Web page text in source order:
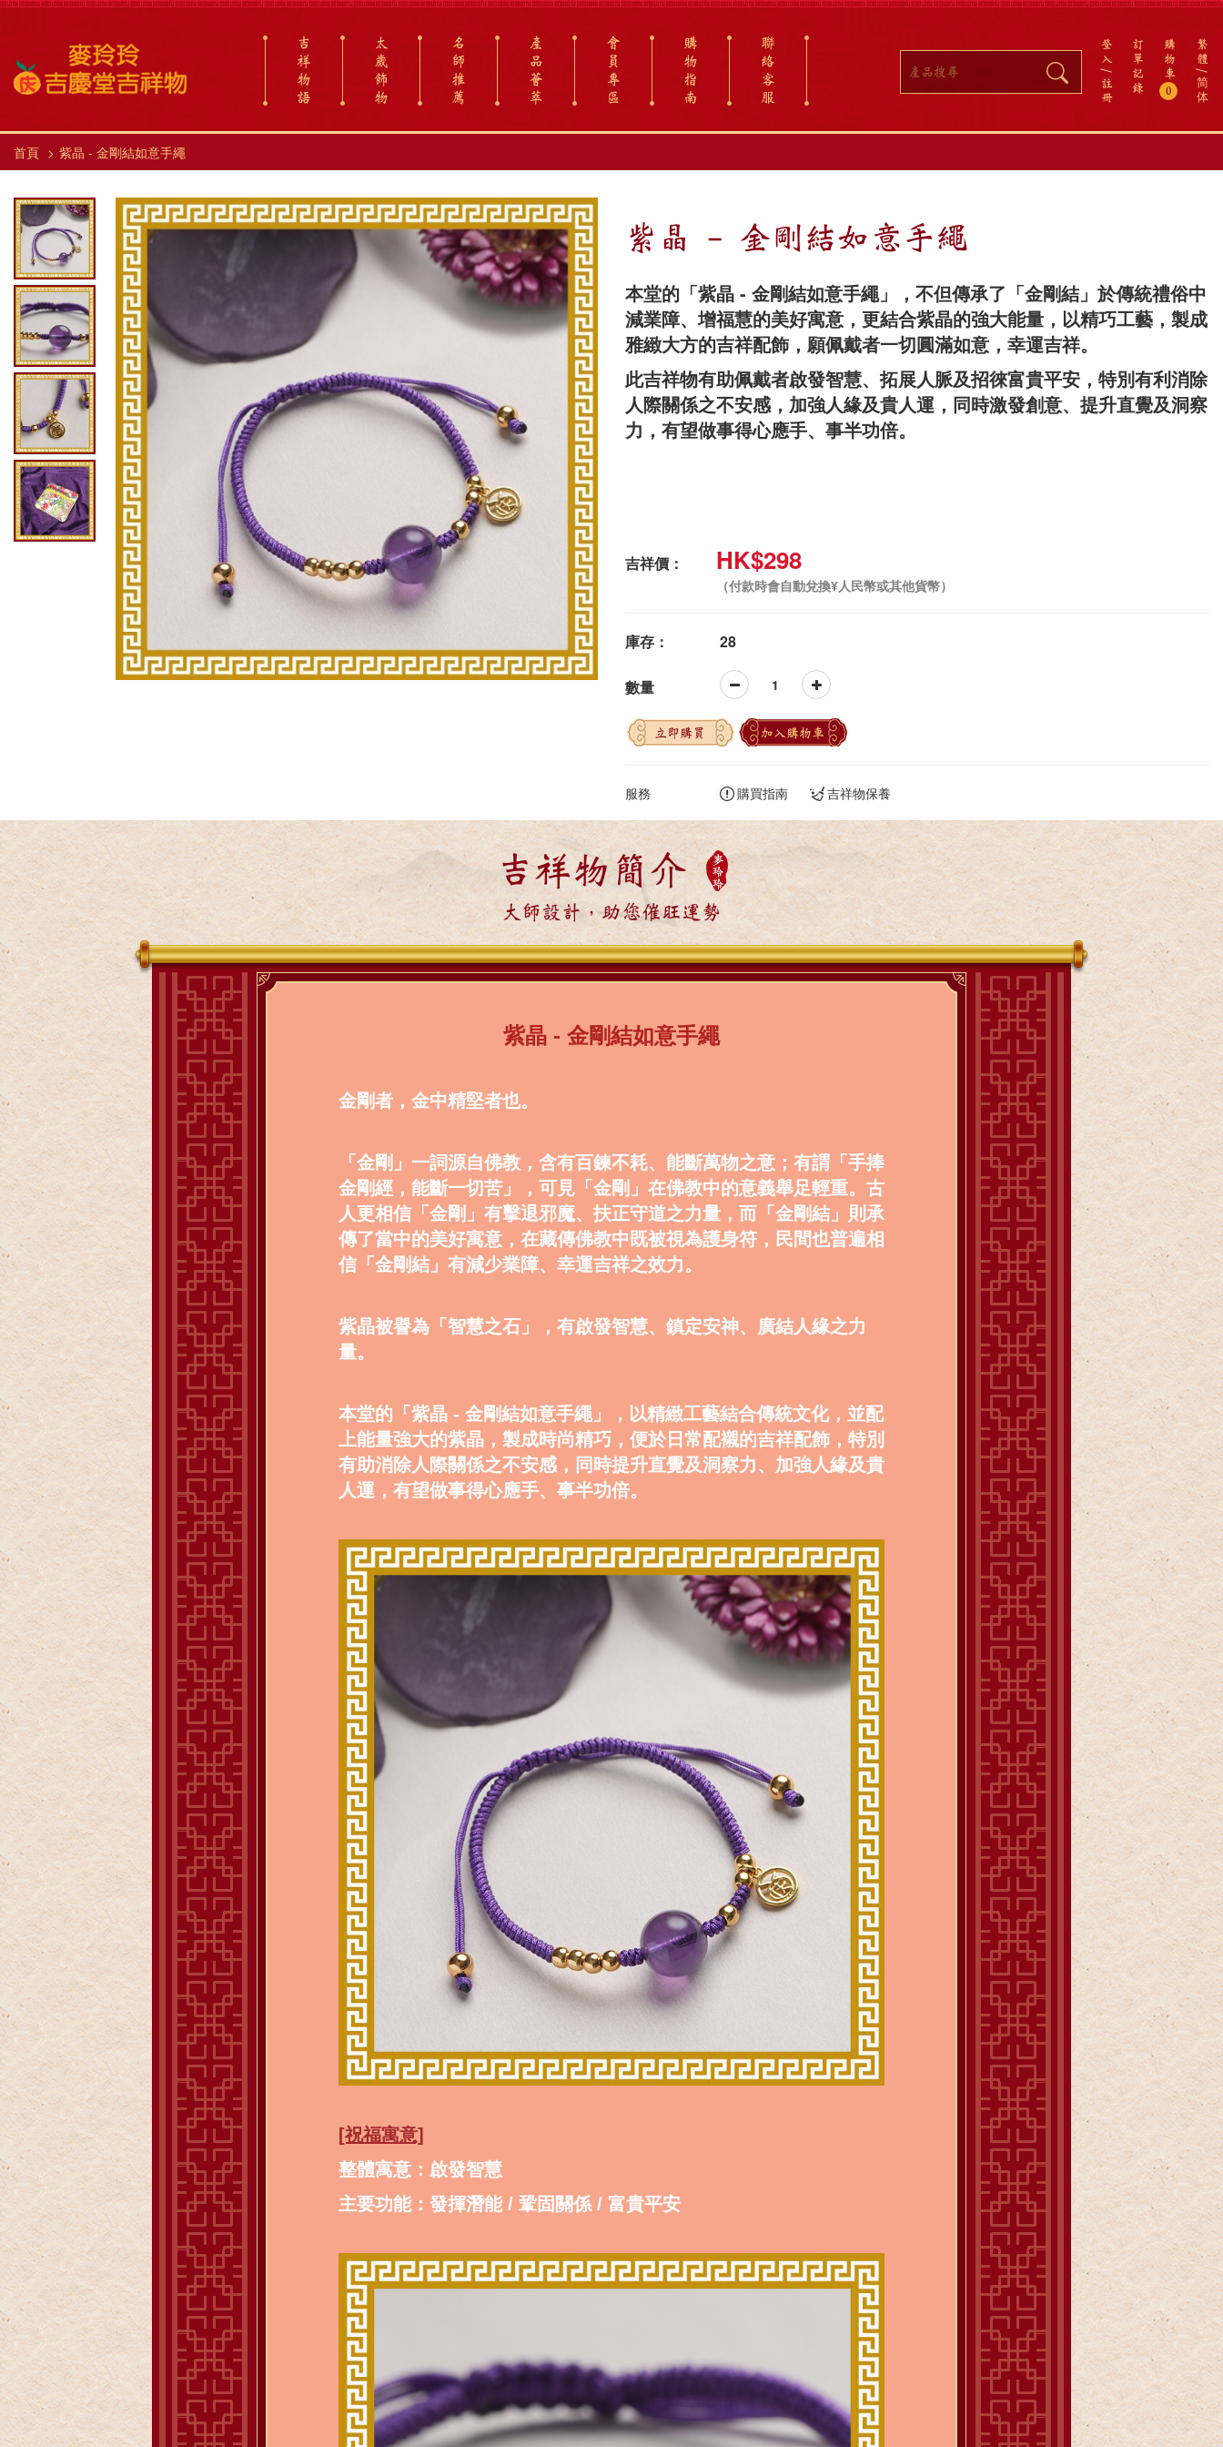
繁
體
简
体
購
物
車
0
訂
單
記
錄
登
入
註
冊
吉
祥
物
語
太
歲
飾
物
名
師
推
薦
產
品
薈
萃
會
員
專
區
購
物
指
南
聯
絡
客
服
首頁 紫晶 - 金剛結如意手繩
紫晶 - 金剛結如意手繩
本堂的「紫晶 - 金剛結如意手繩」，不但傳承了「金剛結」於傳統禮俗中
減業障、增福慧的美好寓意，更結合紫晶的強大能量，以精巧工藝，製成
雅緻大方的吉祥配飾，願佩戴者一切圓滿如意，幸運吉祥。
此吉祥物有助佩戴者啟發智慧、拓展人脈及招徠富貴平安，特別有利消除
人際關係之不安感，加強人緣及貴人運，同時激發創意、提升直覺及洞察
力，有望做事得心應手、事半功倍。
吉祥價： HK$298
（付款時會自動兌換¥人民幣或其他貨幣）
庫存： 28
數量
立即購買 加入購物車
服務 購買指南 吉祥物保養
吉祥物簡介
大師設計，助您催旺運勢
紫晶 - 金剛結如意手繩
金剛者，金中精堅者也。
「金剛」一詞源自佛教，含有百鍊不耗、能斷萬物之意；有謂「手捧
金剛經，能斷一切苦」，可見「金剛」在佛教中的意義舉足輕重。古
人更相信「金剛」有擊退邪魔、扶正守道之力量，而「金剛結」則承
傳了當中的美好寓意，在藏傳佛教中既被視為護身符，民間也普遍相
信「金剛結」有減少業障、幸運吉祥之效力。
紫晶被譽為「智慧之石」，有啟發智慧、鎮定安神、廣結人緣之力
量。
本堂的「紫晶 - 金剛結如意手繩」，以精緻工藝結合傳統文化，並配
上能量強大的紫晶，製成時尚精巧，便於日常配襯的吉祥配飾，特別
有助消除人際關係之不安感，同時提升直覺及洞察力、加強人緣及貴
人運，有望做事得心應手、事半功倍。
[祝福寓意]
整體寓意：啟發智慧
主要功能：發揮潛能 / 鞏固關係 / 富貴平安